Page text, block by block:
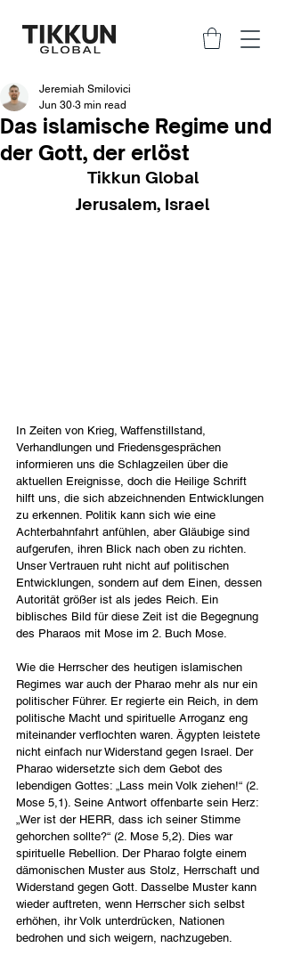
Das islamische Regime und
der Gott, der erlöst
Jeremiah Smilovici
Jun 30 3 min read
Tikkun Global
Jerusalem, Israel
In Zeiten von Krieg, Waffenstillstand,
Verhandlungen und Friedensgesprächen
informieren uns die Schlagzeilen über die
aktuellen Ereignisse, doch die Heilige Schrift
hilft uns, die sich abzeichnenden Entwicklungen
zu erkennen. Politik kann sich wie eine
Achterbahnfahrt anfühlen, aber Gläubige sind
aufgerufen, ihren Blick nach oben zu richten.
Unser Vertrauen ruht nicht auf politischen
Entwicklungen, sondern auf dem Einen, dessen
Autorität größer ist als jedes Reich. Ein
biblisches Bild für diese Zeit ist die Begegnung
des Pharaos mit Mose im 2. Buch Mose.
Wie die Herrscher des heutigen islamischen
Regimes war auch der Pharao mehr als nur ein
politischer Führer. Er regierte ein Reich, in dem
politische Macht und spirituelle Arroganz eng
miteinander verflochten waren. Ägypten leistete
nicht einfach nur Widerstand gegen Israel. Der
Pharao widersetzte sich dem Gebot des
lebendigen Gottes: „Lass mein Volk ziehen!“ (2.
Mose 5,1). Seine Antwort offenbarte sein Herz:
„Wer ist der HERR, dass ich seiner Stimme
gehorchen sollte?“ (2. Mose 5,2). Dies war
spirituelle Rebellion. Der Pharao folgte einem
dämonischen Muster aus Stolz, Herrschaft und
Widerstand gegen Gott. Dasselbe Muster kann
wieder auftreten, wenn Herrscher sich selbst
erhöhen, ihr Volk unterdrücken, Nationen
bedrohen und sich weigern, nachzugeben.